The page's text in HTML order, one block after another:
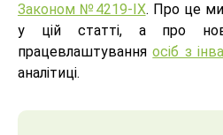
Законом №4219-ІX. Про це ми
у цій статті, а про
працевлаштуванняосіб з
аналітиці.